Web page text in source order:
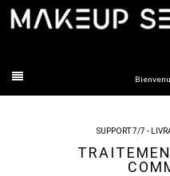
SUPPORT 7/7 -